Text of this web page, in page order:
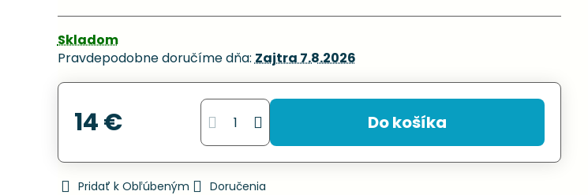
Skladom
Pravdepodobne doručíme dňa:Zajtra7.8.2026
14 € Do košíka
Pridať k Obľúbeným
Doručenia